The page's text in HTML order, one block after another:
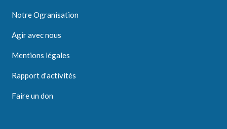
Notre Ogranisation
Agir avec nous
Mentions légales
Rapport d'activités
Faire un don